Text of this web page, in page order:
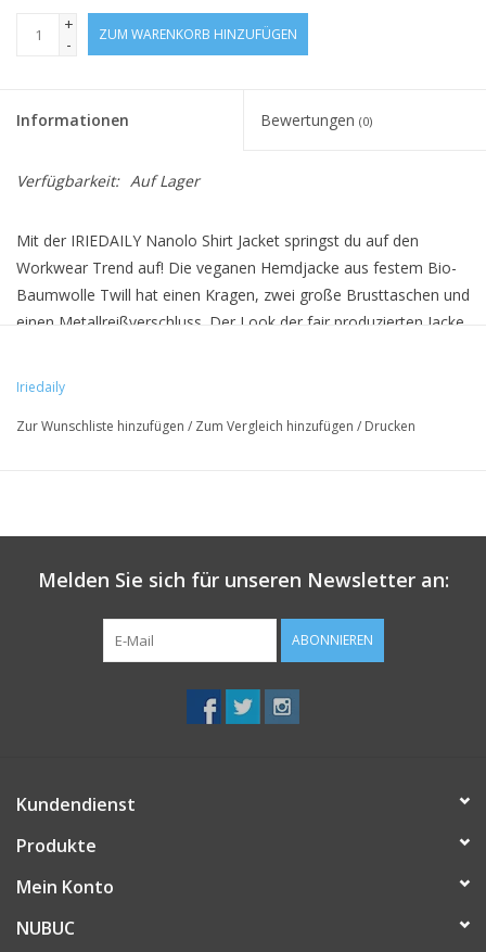
+
-
ZUM WARENKORB HINZUFÜGEN
Informationen Bewertungen (0)
Verfügbarkeit: Auf Lager
Mit der IRIEDAILY Nanolo Shirt Jacket springst du auf den
Workwear Trend auf! Die veganen Hemdjacke aus festem Bio-
Baumwolle Twill hat einen Kragen, zwei große Brusttaschen und
einen Metallreißverschluss. Der Look der fair produzierten Jacke
• 100% Bio-Baumwolle
• hergestellt in Portugal
Iriedaily
Zur Wunschliste hinzufügen / Zum Vergleich hinzufügen / Drucken
Melden Sie sich für unseren Newsletter an:
ABONNIEREN
Kundendienst
Produkte
Mein Konto
NUBUC